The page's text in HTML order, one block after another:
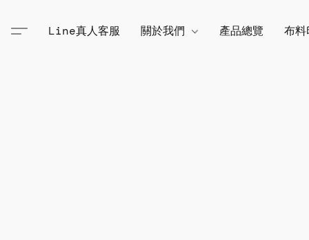
Line真人客服 關於我們 產品總覽 布